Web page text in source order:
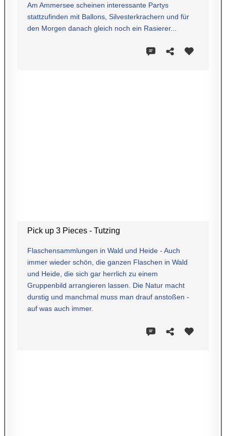
Am Ammersee scheinen interessante Partys
stattzufinden mit Ballons, Silvesterkrachern und für
den Morgen danach gleich noch ein Rasierer...
Pick up 3 Pieces - Tutzing
Flaschensammlungen in Wald und Heide - Auch
immer wieder schön, die ganzen Flaschen in Wald
und Heide, die sich gar herrlich zu einem
Gruppenbild arrangieren lassen. Die Natur macht
durstig und manchmal muss man drauf anstoßen -
auf was auch immer.